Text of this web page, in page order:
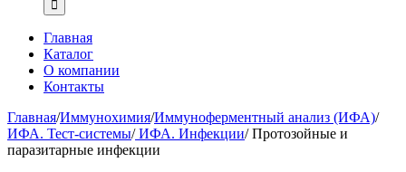
Главная
Каталог
О компании
Контакты
Главная/Иммунохимия/Иммуноферментный анализ (ИФА)/
ИФА. Тест-системы/ИФА. Инфекции/Протозойные и
паразитарные инфекции